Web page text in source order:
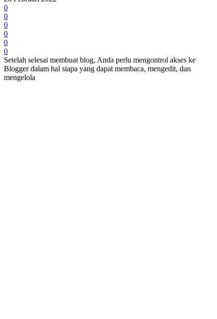
0
0
0
0
0
0
Setelah selesai membuat blog, Anda perlu mengontrol akses ke
Blogger dalam hal siapa yang dapat membaca, mengedit, dan
mengelola